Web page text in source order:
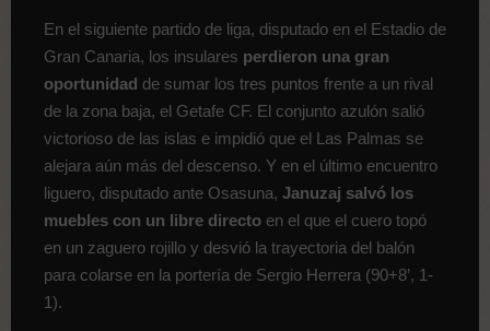
En el siguiente partido de liga, disputado en el Estadio de
Gran Canaria, los insulares perdieron una gran
oportunidad de sumar los tres puntos frente a un rival
de la zona baja, el Getafe CF. El conjunto azulón salió
victorioso de las islas e impidió que el Las Palmas se
alejara aún más del descenso. Y en el último encuentro
liguero, disputado ante Osasuna, Januzaj salvó los
muebles con un libre directo en el que el cuero topó
en un zaguero rojillo y desvió la trayectoria del balón
para colarse en la portería de Sergio Herrera (90+8’, 1-
1).